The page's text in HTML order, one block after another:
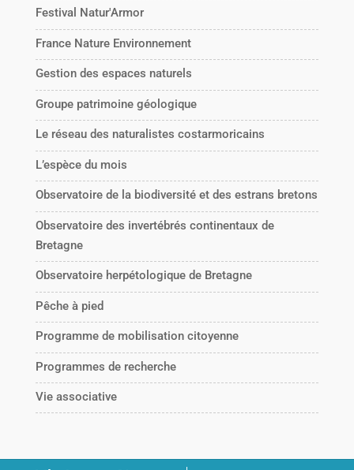
Festival Natur'Armor
France Nature Environnement
Gestion des espaces naturels
Groupe patrimoine géologique
Le réseau des naturalistes costarmoricains
L’espèce du mois
Observatoire de la biodiversité et des estrans bretons
Observatoire des invertébrés continentaux de
Bretagne
Observatoire herpétologique de Bretagne
Pêche à pied
Programme de mobilisation citoyenne
Programmes de recherche
Vie associative